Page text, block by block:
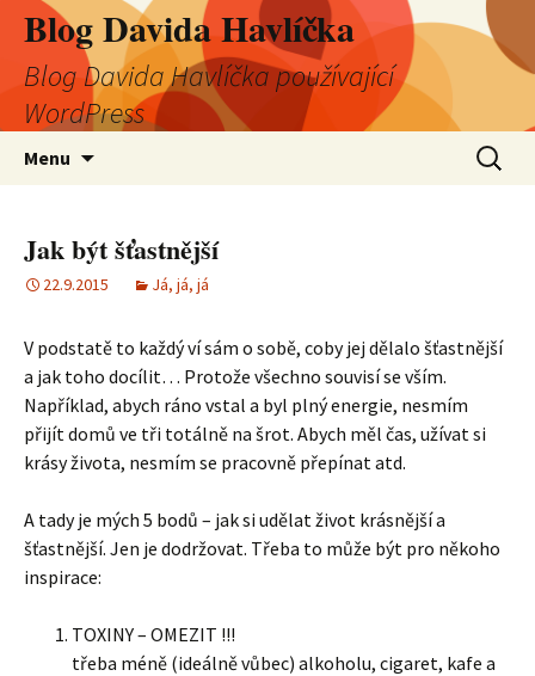
Blog Davida Havlíčka
Blog Davida Havlíčka používající
WordPress
Menu
Jak být šťastnější
22.9.2015 Já, já, já
V podstatě to každý ví sám o sobě, coby jej dělalo šťastnější
a jak toho docílit… Protože všechno souvisí se vším.
Například, abych ráno vstal a byl plný energie, nesmím
přijít domů ve tři totálně na šrot. Abych měl čas, užívat si
krásy života, nesmím se pracovně přepínat atd.
A tady je mých 5 bodů – jak si udělat život krásnější a
šťastnější. Jen je dodržovat. Třeba to může být pro někoho
inspirace:
TOXINY – OMEZIT !!!
třeba méně (ideálně vůbec) alkoholu, cigaret, kafe a